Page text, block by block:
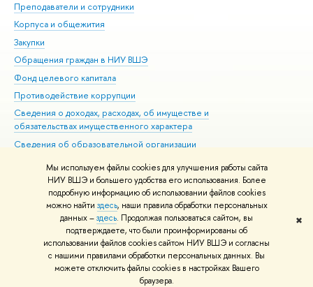
Мы используем файлы cookies для улучшения работы сайта
НИУ ВШЭ и большего удобства его использования. Более
подробную информацию об использовании файлов cookies
можно найти здесь, наши правила обработки персональных
данных –здесь. Продолжая пользоваться сайтом, вы
подтверждаете, что были проинформированы об
использовании файлов cookies сайтом НИУ ВШЭ и согласны
с нашими правилами обработки персональных данных. Вы
можете отключить файлы cookies в настройках Вашего
браузера.
✖
Преподаватели и сотрудники
Корпуса и общежития
Закупки
Обращения граждан в НИУ ВШЭ
Фонд целевого капитала
Противодействие коррупции
Сведения о доходах, расходах, об имуществе и
обязательствах имущественного характера
Сведения об образовательной организации
Людям с ограниченными возможностями здоровья
Единая платежная страница
Работа в Вышке
© НИУ ВШЭ 1993–2026 Адреса и контакты Условия использования
материалов Политика конфиденциальности Карта сайта
Шрифты HSE Sans и HSE Slab разработаны вШколе дизайна НИУ ВШЭ